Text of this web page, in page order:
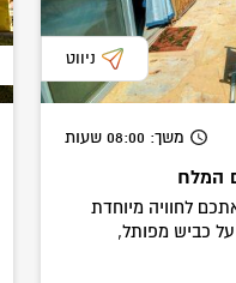
ניווט
משך: 08:00 שעות
המלח
לחוויה מיוחדת
כביש מפותל,